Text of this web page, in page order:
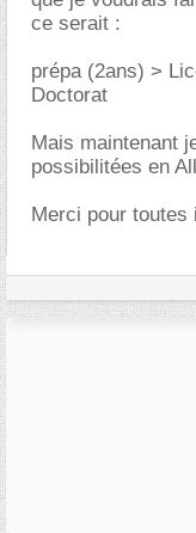
ce serait :
prépa (2ans) >
Doctorat
Mais maintenant
possibilitées en
Merci pour toutes